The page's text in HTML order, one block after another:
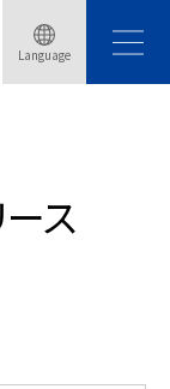
Language
発表
ス